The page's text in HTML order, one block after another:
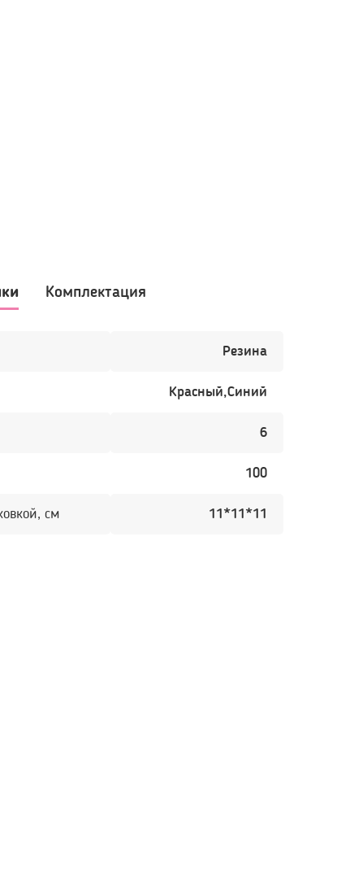
Резина
Красный,Синий
6
100
см 11*11*11